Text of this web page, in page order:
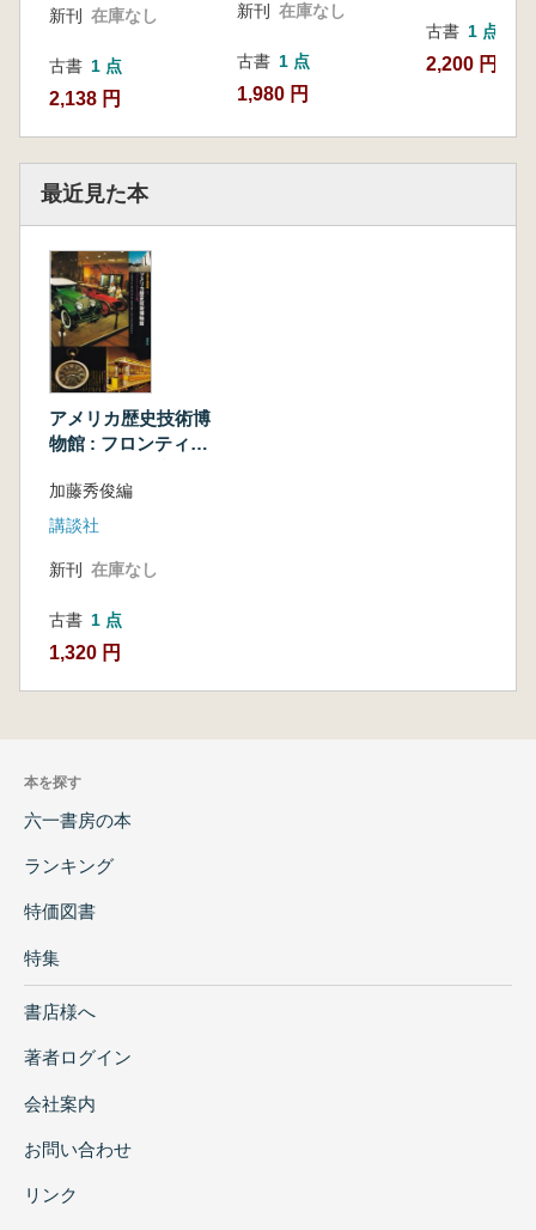
新刊 在庫なし
古書 1 点
2,138 円
新刊 在庫なし
古書 1 点
1,980 円
古書 1 点
2,200 円
最近見た本
アメリカ歴史技術博
物館 : フロンティア
加藤秀俊編
講談社
新刊 在庫なし
古書 1 点
1,320 円
本を探す
六一書房の本
ランキング
特価図書
特集
書店様へ
著者ログイン
会社案内
お問い合わせ
リンク